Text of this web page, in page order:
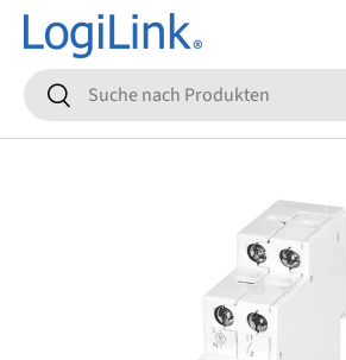
Direkt zum Inhalt
Suchen
Suchen
Zu Produktinformationen springen